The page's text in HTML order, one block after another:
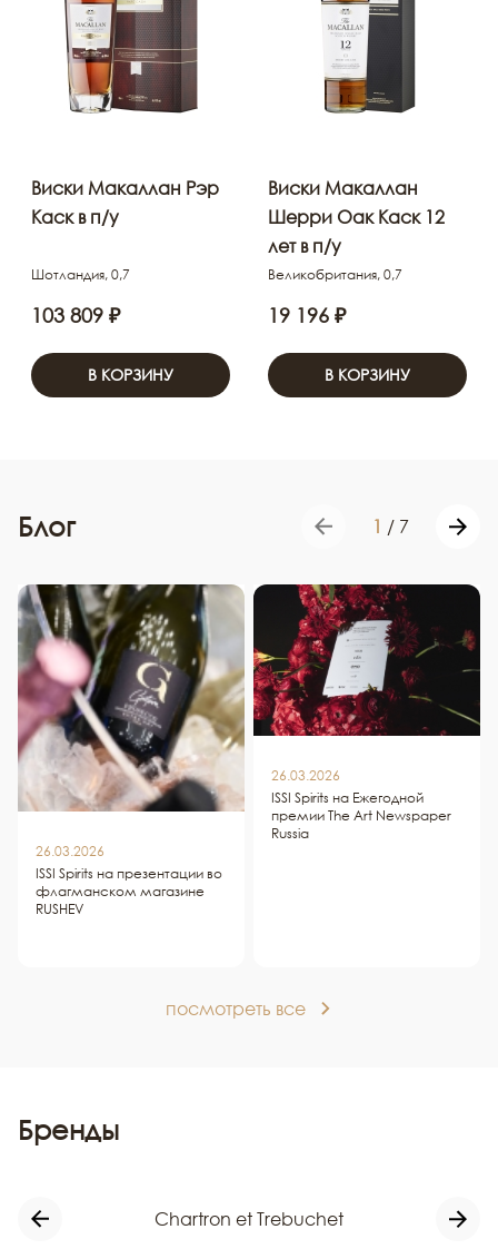
Виски Макаллан Рэр
Каск в п/у
Шотландия, 0,7
103 809 ₽
В КОРЗИНУ
Виски Макаллан
Шерри Оак Каск 12
лет в п/у
Великобритания, 0,7
19 196 ₽
В КОРЗИНУ
Блог 1 / 7
26.03.2026
ISSI Spirits на презентации во
флагманском магазине
RUSHEV
26.03.2026
ISSI Spirits на Ежегодной
премии The Art Newspaper
Russia
посмотреть все
Бренды
Chartron et Trebuchet